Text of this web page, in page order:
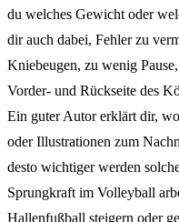
du welches Gewicht oder
dir auch dabei, Fehler zu
Kniebeugen, zu wenig
Vorder- und Rückseite des
Ein guter Autor erklärt dir,
oder Illustrationen zum
desto wichtiger werden
Sprungkraft im Volleyball
Hallenfußball steigern oder